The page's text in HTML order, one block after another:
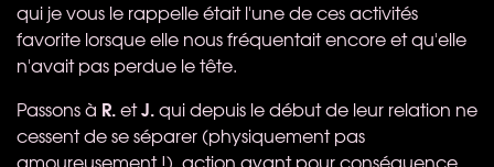
qui je vous le rappelle était l'une de ces activités
favorite lorsque elle nous fréquentait encore et qu'elle
n'avait pas perdue le tête.
Passons à R.etJ.qui depuis le début de leur relation ne
cessent de se séparer (physiquement pas
amoureusement !), action ayant pour conséquence